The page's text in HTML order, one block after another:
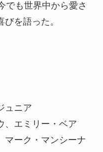
でも世界中から愛さ
を語った。
ュニア
、エミリー・ベア
マーク・マンシーナ